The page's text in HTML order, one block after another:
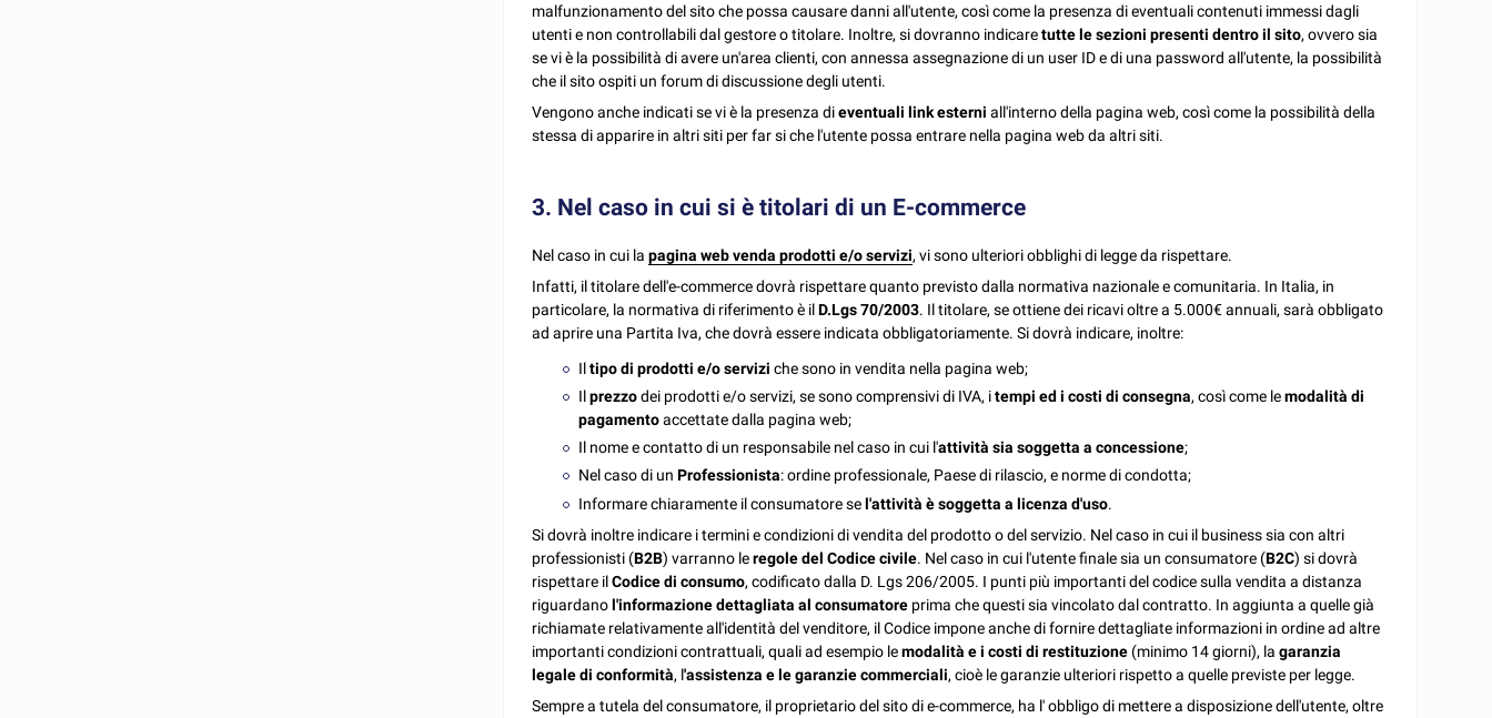
malfunzionamento del sito che possa causare danni all'utente, così come la presenza di eventuali contenuti immessi dagli
utenti e non controllabili dal gestore o titolare. Inoltre, si dovranno indicaretutte le sezioni presenti dentro il sito, ovvero sia
se vi è la possibilità di avere un'area clienti, con annessa assegnazione di un user ID e di una password all'utente, la possibilità
che il sito ospiti un forum di discussione degli utenti.
Vengono anche indicati se vi è la presenza dieventuali link esterni all'interno della pagina web, così come la possibilità della
stessa di apparire in altri siti per far si che l'utente possa entrare nella pagina web da altri siti.
3. Nel caso in cui si è titolari di un E-commerce
Nel caso in cui lapagina web venda prodotti e/o servizi, vi sono ulteriori obblighi di legge da rispettare.
Infatti, il titolare dell'e-commerce dovrà rispettare quanto previsto dalla normativa nazionale e comunitaria. In Italia, in
particolare, la normativa di riferimento è ilD.Lgs 70/2003. Il titolare, se ottiene dei ricavi oltre a 5.000€ annuali, sarà obbligato
ad aprire una Partita Iva, che dovrà essere indicata obbligatoriamente. Si dovrà indicare, inoltre:
Iltipo di prodotti e/o servizi che sono in vendita nella pagina web;
Ilprezzodei prodotti e/o servizi, se sono comprensivi di IVA, itempi ed i costi di consegna, così come lemodalità di
pagamentoaccettate dalla pagina web;
Il nome e contatto di un responsabile nel caso in cui l'attività sia soggetta a concessione;
Nel caso di unProfessionista: ordine professionale, Paese di rilascio, e norme di condotta;
Informare chiaramente il consumatore sel'attività è soggetta a licenza d'uso.
Si dovrà inoltre indicare i termini e condizioni di vendita del prodotto o del servizio. Nel caso in cui il business sia con altri
professionisti (B2B) varranno leregole del Codice civile. Nel caso in cui l'utente finale sia un consumatore (B2C) si dovrà
rispettare ilCodice di consumo, codificato dalla D. Lgs 206/2005. I punti più importanti del codice sulla vendita a distanza
riguardanol'informazione dettagliata al consumatore prima che questi sia vincolato dal contratto. In aggiunta a quelle già
richiamate relativamente all'identità del venditore, il Codice impone anche di fornire dettagliate informazioni in ordine ad altre
importanti condizioni contrattuali, quali ad esempio lemodalità e i costi di restituzione (minimo 14 giorni), lagaranzia
legale di conformità, l'assistenza e le garanzie commerciali, cioè le garanzie ulteriori rispetto a quelle previste per legge.
Sempre a tutela del consumatore, il proprietario del sito di e-commerce, ha l' obbligo di mettere a disposizione dell'utente, oltre